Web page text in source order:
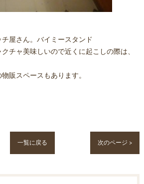
屋さん。バイミースタンド
チャ美味しいので近くに起こしの際は、
販スペースもあります。
一覧に戻る 次のページ >